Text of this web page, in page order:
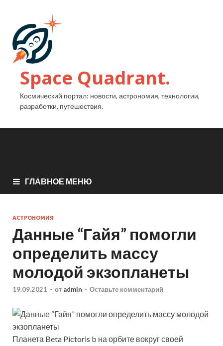
Space Quadrant.
Космический портал: новости, астрономия, технологии,
разработки, путешествия.
ГЛАВНОЕ МЕНЮ
АСТРОНОМИЯ
Данные “Гайя” помогли
определить массу
молодой экзопланеты
19.09.2021 - от admin - Оставьте комментарий
Планета Beta Pictoris b на орбите вокруг своей